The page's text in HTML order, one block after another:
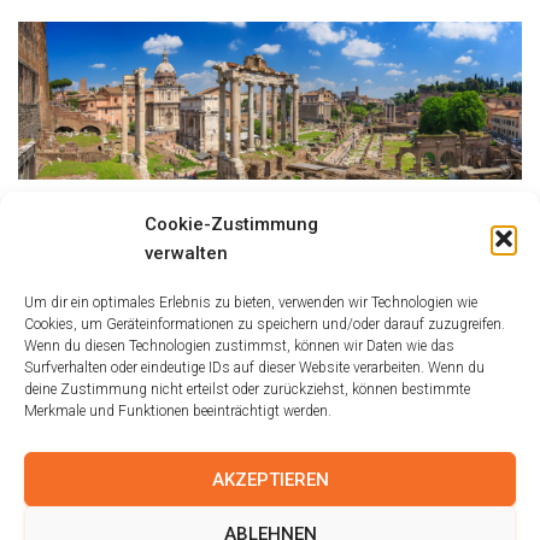
Cookie-Zustimmung
verwalten
Um dir ein optimales Erlebnis zu bieten, verwenden wir Technologien wie
Cookies, um Geräteinformationen zu speichern und/oder darauf zuzugreifen.
Wenn du diesen Technologien zustimmst, können wir Daten wie das
Surfverhalten oder eindeutige IDs auf dieser Website verarbeiten. Wenn du
deine Zustimmung nicht erteilst oder zurückziehst, können bestimmte
Merkmale und Funktionen beeinträchtigt werden.
AKZEPTIEREN
ABLEHNEN
150 × 150|300 × 94| 750 × 234|